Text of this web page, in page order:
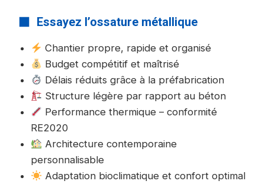
Essayez l’ossature métallique
Chantier propre, rapide et organisé
Budget compétitif et maîtrisé
Délais réduits grâce à la préfabrication
Structure légère par rapport au béton
Performance thermique – conformité
RE2020
Architecture contemporaine
personnalisable
Adaptation bioclimatique et confort optimal